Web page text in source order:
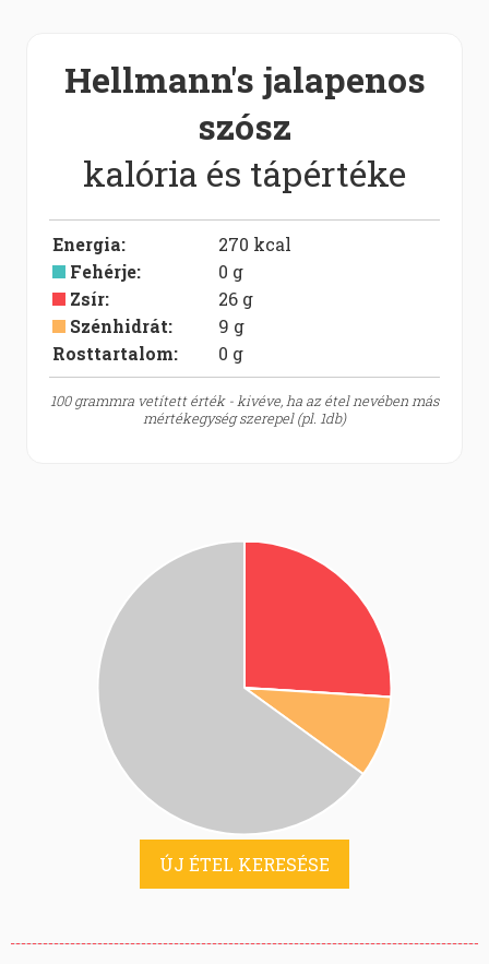
Hellmann's jalapenos
szósz
kalória és tápértéke
Energia: 270 kcal
Fehérje: 0 g
Zsír: 26 g
Szénhidrát: 9 g
Rosttartalom:
0 g
100 grammra vetített érték - kivéve, ha az étel nevében más
mértékegység szerepel (pl. 1db)
ÚJ ÉTEL KERESÉSE